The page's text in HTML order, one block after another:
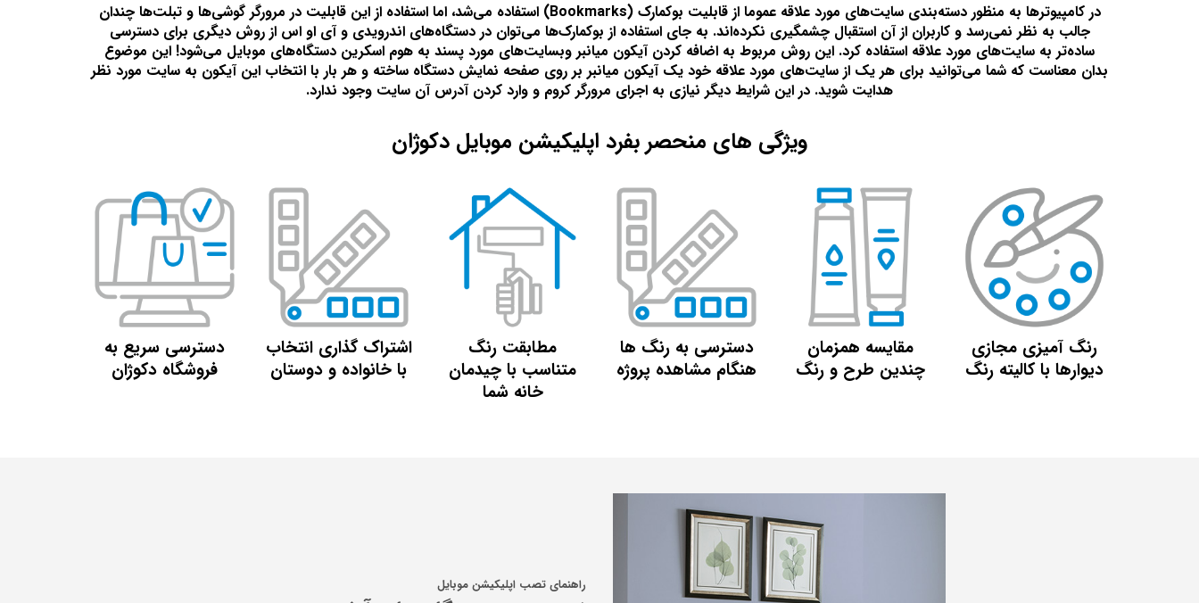
در کامپیوترها به منظور دسته‌بندی سایت‌های مورد علاقه عموما از قابلیت بوکمارک (Bookmarks) استفاده می‌شد، اما استفاده از این قابلیت در مرورگر گوشی‌ها و تبلت‌ها چندان
جالب به نظر نمی‌رسد و کاربران از آن استقبال چشمگیری نکرده‌اند. به جای استفاده از بوکمارک‌ها می‌توان در دستگاه‌های اندرویدی و آی او اس از روش دیگری برای دسترسی
ساده‌تر به سایت‌های مورد علاقه استفاده کرد. این روش مربوط به اضافه کردن آیکون میانبر وبسایت‌های مورد پسند به هوم اسکرین دستگاه‌های موبایل می‌شود! این موضوع
بدان معناست که شما می‌توانید برای هر یک از سایت‌های مورد علاقه خود یک آیکون میانبر بر روی صفحه نمایش دستگاه ساخته و هر بار با انتخاب این آیکون به سایت مورد نظر
هدایت شوید. در این شرایط دیگر نیازی به اجرای مرورگر کروم و وارد کردن آدرس آن سایت وجود ندارد.
ویژگی های منحصر بفرد اپلیکیشن موبایل دکوژان
رنگ آمیزی مجازی
دیوارها با کالیته رنگ
مقایسه همزمان
چندین طرح و رنگ
دسترسی به رنگ ها
هنگام مشاهده پروژه
مطابقت رنگ
متناسب با چیدمان
خانه شما
اشتراک گذاری انتخاب
با خانواده و دوستان
دسترسی سریع به
فروشگاه دکوژان
راهنمای تصب اپلیکیشن موبایل